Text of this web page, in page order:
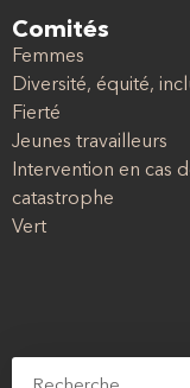
Comités
Femmes
Diversité, équité,
Fierté
Jeunes travailleurs
Intervention en cas
catastrophe
Vert